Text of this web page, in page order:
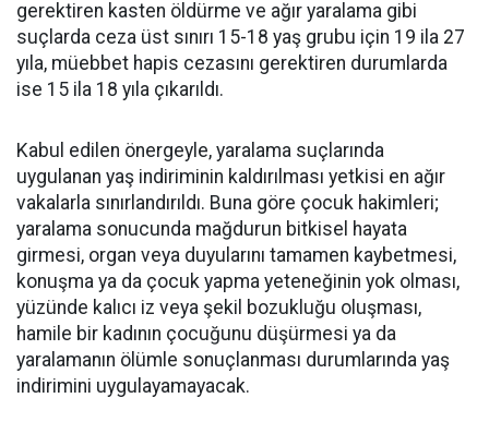
gerektiren kasten öldürme ve ağır yaralama gibi
suçlarda ceza üst sınırı 15-18 yaş grubu için 19 ila 27
yıla, müebbet hapis cezasını gerektiren durumlarda
ise 15 ila 18 yıla çıkarıldı.
Kabul edilen önergeyle, yaralama suçlarında
uygulanan yaş indiriminin kaldırılması yetkisi en ağır
vakalarla sınırlandırıldı. Buna göre çocuk hakimleri;
yaralama sonucunda mağdurun bitkisel hayata
girmesi, organ veya duyularını tamamen kaybetmesi,
konuşma ya da çocuk yapma yeteneğinin yok olması,
yüzünde kalıcı iz veya şekil bozukluğu oluşması,
hamile bir kadının çocuğunu düşürmesi ya da
yaralamanın ölümle sonuçlanması durumlarında yaş
indirimini uygulayamayacak.